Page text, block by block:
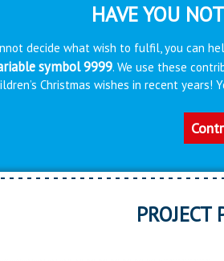
HAVE YOU
decide what wish to fulfil, you can
symbol 9999. We use these
Christmas wishes in recent years!
PROJECT